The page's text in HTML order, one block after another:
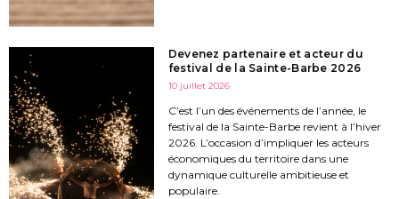
Devenez partenaire et acteur du
festival de la Sainte-Barbe 2026
10 juillet 2026
C’est l’un des événements de l’année, le
festival de la Sainte-Barbe revient à l’hiver
2026. L’occasion d’impliquer les acteurs
économiques du territoire dans une
dynamique culturelle ambitieuse et
populaire.